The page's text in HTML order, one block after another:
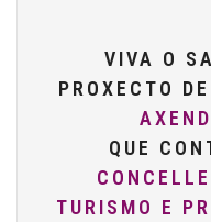
VIVA O
PROXECTO DE
QUE
TURISMO E